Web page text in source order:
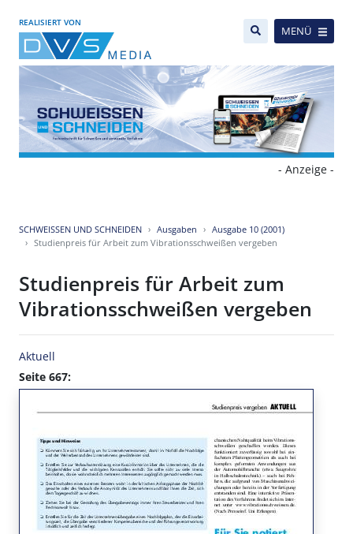
REALISIERT VON
MENÜ
- Anzeige -
SCHWEISSEN UND SCHNEIDEN Ausgaben
Ausgabe 10 (2001)
Studienpreis für Arbeit zum Vibrationsschweißen vergeben
Studienpreis für Arbeit zum
Vibrationsschweißen vergeben
Aktuell
Seite 667: